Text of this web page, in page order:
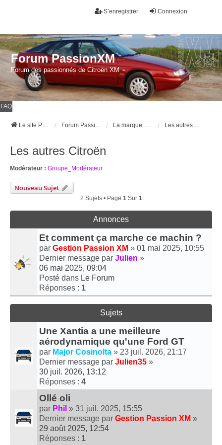
Connexion
S’enregistrer
Forum PassionXM
Forum des passionnés de Citroën XM
FAQ
Le site Passion XM Forum Passion XM La marque Citroën Les autres Citroën
Les autres Citroën
Modérateur : Groupe_Modérateur
Nouveau Sujet
2 Sujets • Page 1Sur 1
Annonces
Et comment ça marche ce machin ?
par Gestion Passion XM » 01 mai 2025, 10:55
Dernier message par Julien »
06 mai 2025, 09:04
Posté dans Le Forum
Réponses : 1
Sujets
Une Xantia a une meilleure
aérodynamique qu'une Ford GT
par Major Cosinolta » 23 juil. 2026, 21:17
Dernier message par Julien35 »
30 juil. 2026, 13:12
Réponses : 4
Ollé oli
par Phil » 31 juil. 2025, 15:55
Dernier message par Gestion Passion XM »
29 août 2025, 12:54
Réponses : 1